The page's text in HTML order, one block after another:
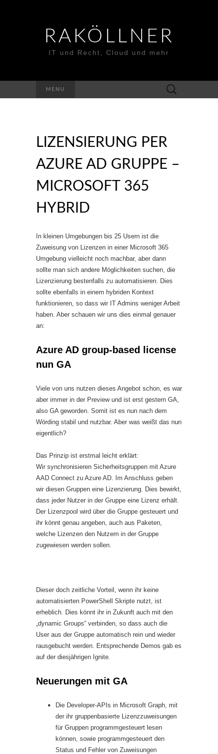
RAKÖLLNER
IT und Recht, Cloud und mehr
MENU
Suchen
nach:
LIZENSIERUNG PER
AZURE AD GRUPPE –
MICROSOFT 365
HYBRID
In kleinen Umgebungen bis 25 Usern ist die
Zuweisung von Lizenzen in einer Microsoft 365
Umgebung vielleicht noch machbar, aber dann
sollte man sich andere Möglichkeiten suchen, die
Lizenzierung bestenfalls zu automatisieren. Dies
sollte ebenfalls in einem hybriden Kontext
funktionieren, so dass wir IT Admins weniger Arbeit
haben. Aber schauen wir uns dies einmal genauer
an:
Azure AD group-based license
nun GA
Viele von uns nutzen dieses Angebot schon, es war
aber immer in der Preview und ist erst gestern GA,
also GA geworden. Somit ist es nun nach dem
Wörding stabil und nutzbar. Aber was weißt das nun
eigentlich?
Das Prinzip ist erstmal leicht erklärt:
Wir synchronisieren Sicherheitsgruppen mit Azure
AAD Connect zu Azure AD. Im Anschluss geben
wir diesen Gruppen eine Lizenzierung. Dies bewirkt,
dass jeder Nutzer in der Gruppe eine Lizenz erhält.
Der Lizenzpool wird über die Gruppe gesteuert und
ihr könnt genau angeben, auch aus Paketen,
welche Lizenzen den Nutzern in der Gruppe
zugewiesen werden sollen.
Dieser doch zeitliche Vorteil, wenn ihr keine
automatisierten PowerShell Skripte nutzt, ist
erheblich. Dies könnt ihr in Zukunft auch mit den
„dynamic Groups“ verbinden, so dass auch die
User aus der Gruppe automatisch rein und wieder
rausgebucht werden. Entsprechende Demos gab es
auf der diesjährigen Ignite.
Neuerungen mit GA
Die Developer-APIs in Microsoft Graph, mit
der ihr gruppenbasierte Lizenzzuweisungen
für Gruppen programmgesteuert lesen
können, sowie programmgesteuert den
Status und Fehler von Zuweisungen